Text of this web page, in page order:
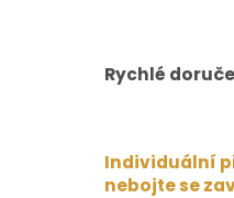
Rychlé
Individuální
nebojte se